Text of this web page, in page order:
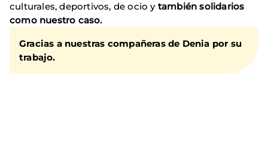
culturales, deportivos, de ocio y también solidarios
como nuestro caso.
Gracias a nuestras compañeras de Denia por su
trabajo.